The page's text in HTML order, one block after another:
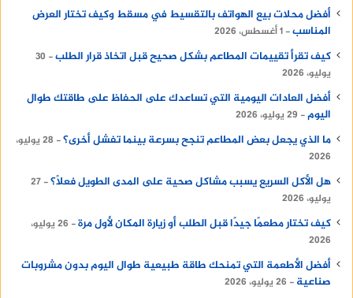
أفضل محلات بيع الهواتف بالتقسيط في مسقط وكيف تختار العرض
المناسب 1 أغسطس، 2026
كيف تقرأ تقييمات المطاعم بشكل صحيح قبل اتخاذ قرار الطلب
30
يوليو، 2026
أفضل العادات اليومية التي تساعدك على الحفاظ على طاقتك طوال
اليوم
29 يوليو، 2026
ما الذي يجعل بعض المطاعم تنجح بسرعة بينما تفشل أخرى؟
28 يوليو،
2026
هل الأكل السريع يسبب مشاكل صحية على المدى الطويل فعلًا؟ 27
يوليو، 2026
كيف تختار مطعمًا جيدًا قبل الطلب أو زيارة المكان لأول مرة
26 يوليو،
2026
أفضل الأطعمة التي تمنحك طاقة طبيعية طوال اليوم بدون مشروبات
صناعية
26 يوليو، 2026